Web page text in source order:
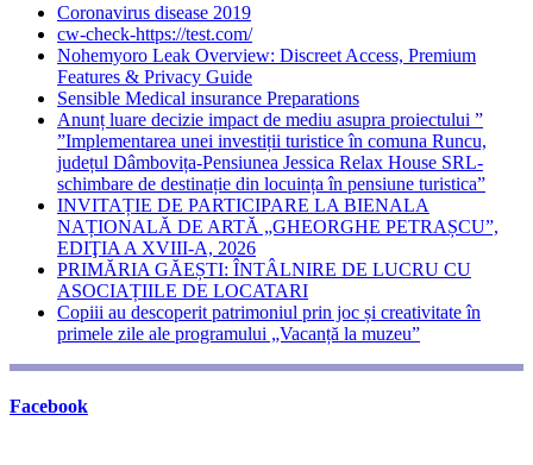
Coronavirus disease 2019
cw-check-https://test.com/
Nohemyoro Leak Overview: Discreet Access, Premium
Features & Privacy Guide
Sensible Medical insurance Preparations
Anunț luare decizie impact de mediu asupra proiectului ”
”Implementarea unei investiții turistice în comuna Runcu,
județul Dâmbovița-Pensiunea Jessica Relax House SRL-
schimbare de destinație din locuința în pensiune turistica”
INVITAȚIE DE PARTICIPARE LA BIENALA
NAȚIONALĂ DE ARTĂ „GHEORGHE PETRAȘCU”,
EDIŢIA A XVIII-A, 2026
PRIMĂRIA GĂEȘTI: ÎNTÂLNIRE DE LUCRU CU
ASOCIAȚIILE DE LOCATARI
Copiii au descoperit patrimoniul prin joc și creativitate în
primele zile ale programului „Vacanță la muzeu”
Facebook